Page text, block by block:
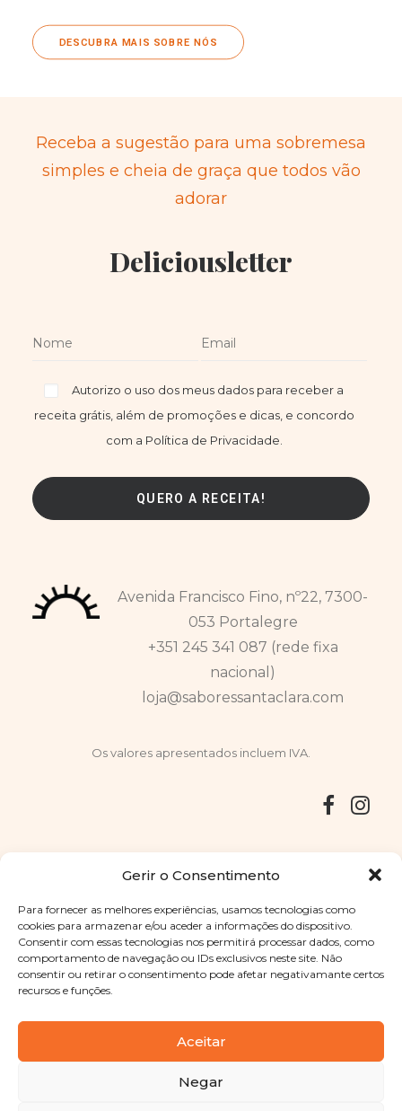
Gerir o Consentimento
Para fornecer as melhores experiências, usamos tecnologias como
cookies para armazenar e/ou aceder a informações do dispositivo.
Consentir com essas tecnologias nos permitirá processar dados, como
comportamento de navegação ou IDs exclusivos neste site. Não
consentir ou retirar o consentimento pode afetar negativamante certos
recursos e funções.
Aceitar
Negar
DESCUBRA MAIS SOBRE NÓS
Receba a sugestão para uma sobremesa
simples e cheia de graça que todos vão
adorar
Deliciousletter
Autorizo o uso dos meus dados para receber a
receita grátis, além de promoções e dicas, e concordo
com a Política de Privacidade.
Avenida Francisco Fino, nº22, 7300-
053 Portalegre
+351 245 341 087 (rede fixa
nacional)
loja@saboressantaclara.com
Os valores apresentados incluem IVA.
Copyright © 2025 Sabores Santa Clara
. Todos os direitos
reservadosPolítica de Privacidade |Termos e condições
Designed byShift Your Branding Agency